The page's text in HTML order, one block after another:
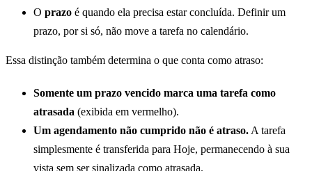
O prazo é quando ela precisa estar concluída. Definir um
prazo, por si só, não move a tarefa no calendário.
Essa distinção também determina o que conta como atraso:
Somente um prazo vencido marca uma tarefa como
atrasada (exibida em vermelho).
Um agendamento não cumprido não é atraso. A tarefa
simplesmente é transferida para Hoje, permanecendo à sua
vista sem ser sinalizada como atrasada.